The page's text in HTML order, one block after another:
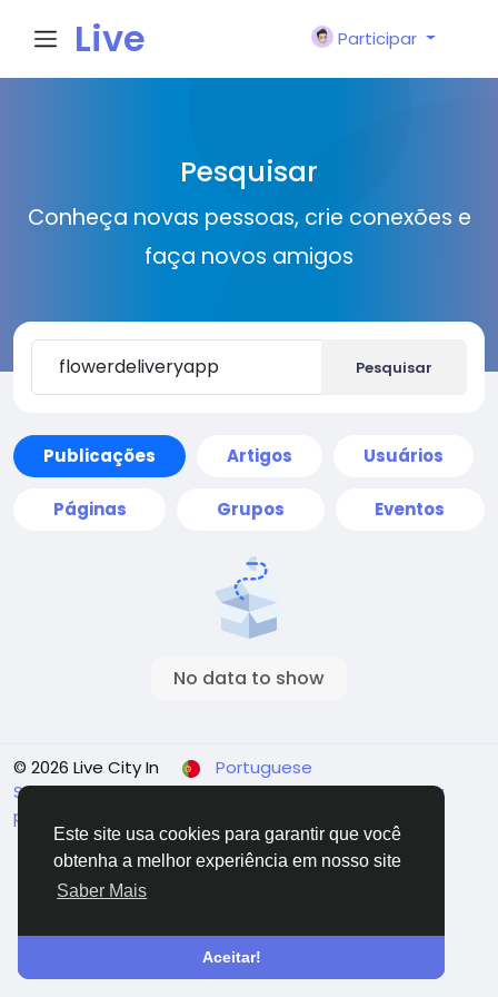
Este site usa cookies para garantir que você
obtenha a melhor experiência em nosso site
Saber Mais
Aceitar!
Live
n
Participar
Pesquisar
Conheça novas pessoas, crie conexões e
faça novos amigos
Pesquisar
Publicações Artigos Usuários
Páginas Grupos Eventos
No data to show
© 2026 Live City In
Portuguese
Sobre Termos Privacidade Shipping and delivery
policy
Diretório